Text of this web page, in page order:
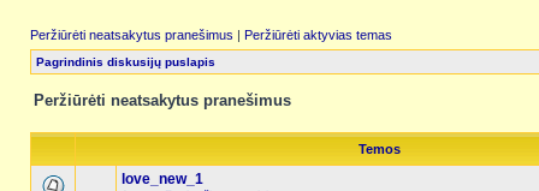
Peržiūrėti neatsakytus pranešimus | Peržiūrėti aktyvias temas
Pagrindinis diskusijų puslapis
Peržiūrėti neatsakytus pranešimus
Temos
love_new_1